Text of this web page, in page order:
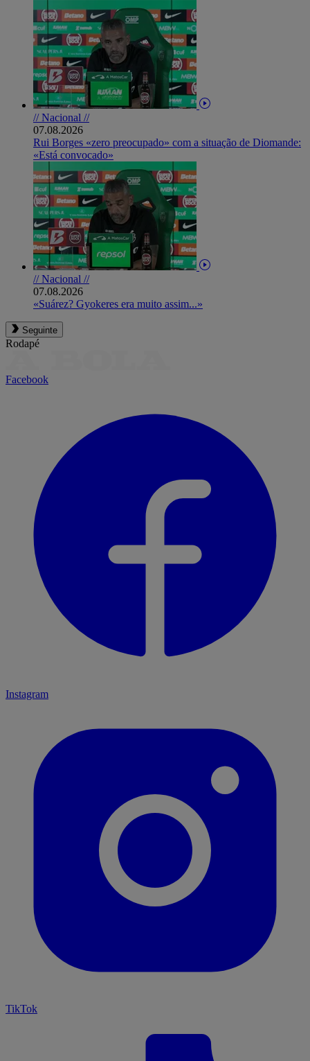
// Nacional //
07.08.2026
Rui Borges «zero preocupado» com a situação de Diomande:
«Está convocado»
// Nacional //
07.08.2026
«Suárez? Gyokeres era muito assim...»
Seguinte
Rodapé
Facebook
Instagram
TikTok